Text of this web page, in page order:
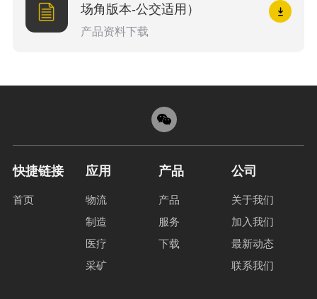
场角版本-公交适用）
产品资料下载
快捷链接
首页
应用
物流
制造
医疗
采矿
产品
产品
服务
下载
公司
关于我们
加入我们
最新动态
联系我们